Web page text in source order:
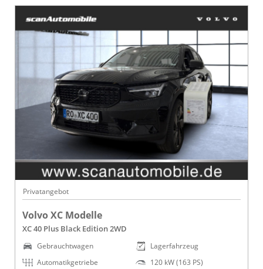
Privatangebot
Volvo XC Modelle
XC 40 Plus Black Edition 2WD
Gebrauchtwagen
Automatikgetriebe
Lagerfahrzeug
120 kW (163 PS)